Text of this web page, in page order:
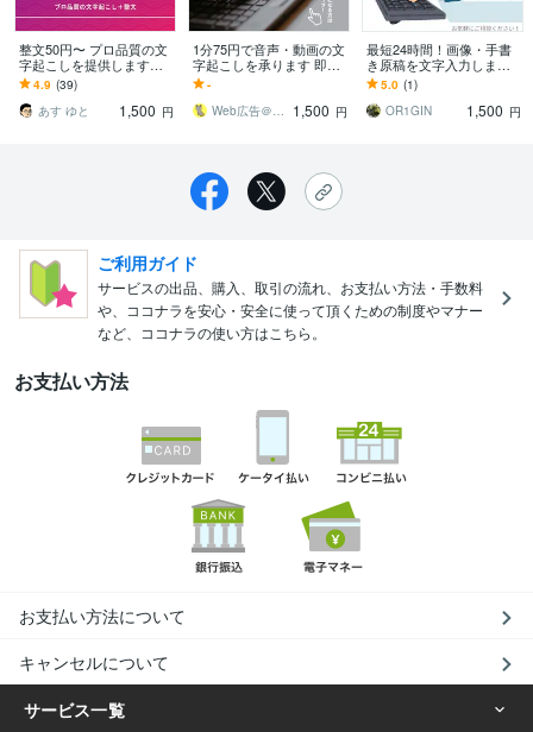
整文50円〜 プロ品質の文
字起こしを提供します
【品質・スピード・価
格】三拍子そろった要約
資料をお付けします
4.9 (39)
あす ゆと
1,500 円
1分75円で音声・動画の文
字起こしを承ります 即日
納品も対応！Youtubeの字
幕、議事録作成も対応！
-
Web広告＠グレーのご機嫌なネコ
1,500 円
最短24時間！画像・手書
き原稿を文字入力します
AI任せでなく、人力で迅
速丁寧に確認します
5.0 (1)
OR1GIN
1,500 円
ご利用ガイド
サービスの出品、購入、取引の流れ、お支払い方法・手数料
や、ココナラを安心・安全に使って頂くための制度やマナー
など、ココナラの使い方はこちら。
お支払い方法
お支払い方法について
キャンセルについて